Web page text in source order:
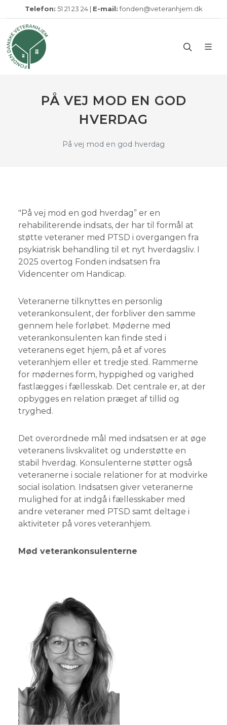
Telefon: 51 21 23 24 | E-mail: fonden@veteranhjem.dk
PÅ VEJ MOD EN GOD
HVERDAG
På vej mod en god hverdag
"På vej mod en god hverdag” er en
rehabiliterende indsats, der har til formål at
støtte veteraner med PTSD i overgangen fra
psykiatrisk behandling til et nyt hverdagsliv. I
2025 overtog Fonden indsatsen fra
Videncenter om Handicap.
Veteranerne tilknyttes en personlig
veterankonsulent, der forbliver den samme
gennem hele forløbet. Møderne med
veterankonsulenten kan finde sted i
veteranens eget hjem, på et af vores
veteranhjem eller et tredje sted. Rammerne
for mødernes form, hyppighed og varighed
fastlægges i fællesskab. Det centrale er, at der
opbygges en relation præget af tillid og
tryghed.
Det overordnede mål med indsatsen er at øge
veteranens livskvalitet og understøtte en
stabil hverdag. Konsulenterne støtter også
veteranerne i sociale relationer for at modvirke
social isolation. Indsatsen giver veteranerne
mulighed for at indgå i fællesskaber med
andre veteraner med PTSD samt deltage i
aktiviteter på vores veteranhjem.
Mød veterankonsulenterne